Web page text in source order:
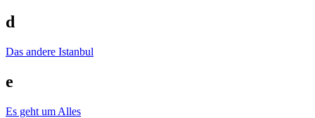
d
Das andere Istanbul
e
Es geht um Alles